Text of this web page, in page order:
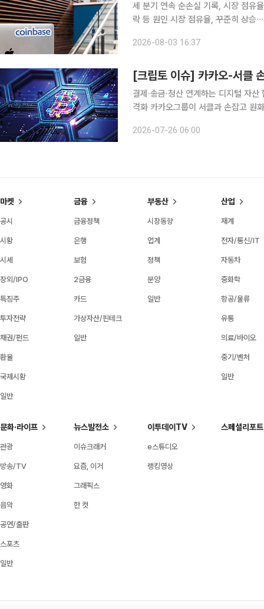
세 분기 연속 순손실 기록, 시장 점유
락 등 원인 시장 점유율, 꾸준히 상승
증가했다며 낙관적인 태도다. 투자업
2026-08-03 16:37
[크립토 이슈] 카카오-서클
결제·송금·정산 연계하는 디지털 자
격화 카카오그룹이 서클과 손잡고 원화 스테이블코인과 디지털 자산 인프라 구축에 나서면서 국내
을 잇는 블록체인 인프라 협력이 대형
2026-07-26 06:00
마켓
공시
시황
시세
장외/IPO
특징주
투자전략
채권/펀드
환율
국제시황
일반
금융
금융정책
은행
보험
2금융
카드
가상자산/핀테크
일반
부동산
시장동향
업계
정책
분양
일반
산업
재계
전자/통신/IT
자동차
중화학
항공/물류
유통
의료/바이오
중기/벤처
일반
문화·라이프
관광
방송/TV
영화
음악
공연/출판
스포츠
일반
뉴스발전소
이슈크래커
요즘, 이거
그래픽스
한 컷
이투데이TV
e스튜디오
랭킹영상
스페셜리포트